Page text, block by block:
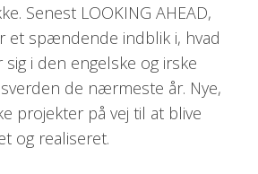
Senest LOOKING AHEAD,
et spændende indblik i, hvad
i den engelske og irske
de nærmeste år. Nye,
projekter på vej til at blive
og realiseret.